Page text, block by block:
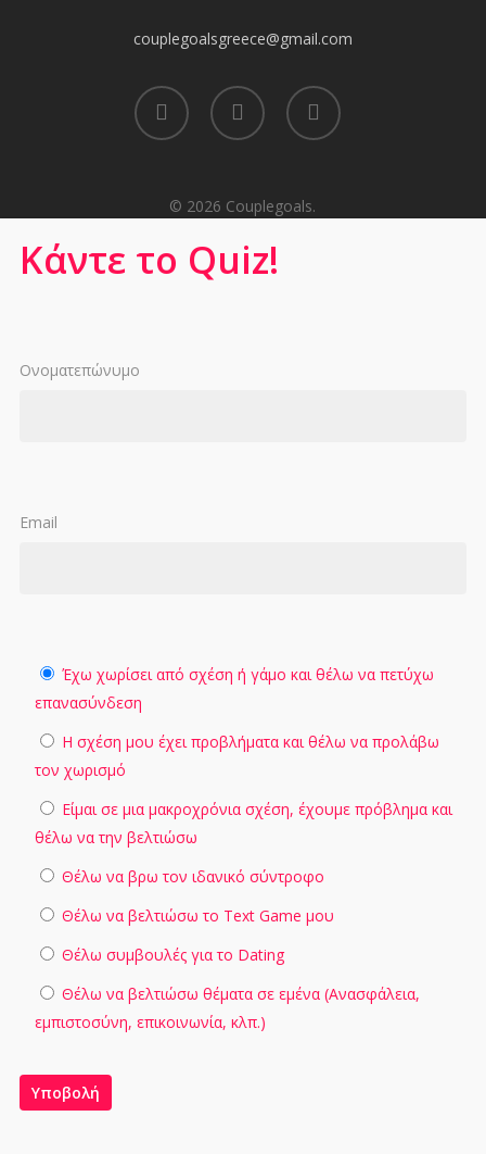
couplegoalsgreece@gmail.com
facebook youtube instagram
© 2026 Couplegoals.
Κάντε το Quiz!
Ονοματεπώνυμο
Email
Έχω χωρίσει από σχέση ή γάμο και θέλω να πετύχω
επανασύνδεση
Η σχέση μου έχει προβλήματα και θέλω να προλάβω
τον χωρισμό
Είμαι σε μια μακροχρόνια σχέση, έχουμε πρόβλημα και
θέλω να την βελτιώσω
Θέλω να βρω τον ιδανικό σύντροφο
Θέλω να βελτιώσω το Text Game μου
Θέλω συμβουλές για το Dating
Θέλω να βελτιώσω θέματα σε εμένα (Ανασφάλεια,
εμπιστοσύνη, επικοινωνία, κλπ.)